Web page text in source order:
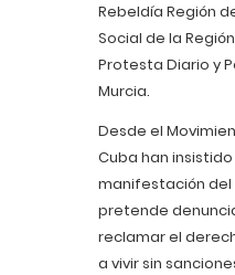
Rebeldía Región
Social de la
Protesta Diario y
Murcia.
Desde el
Cuba han
manifestación del
pretende
reclamar el
a vivir sin